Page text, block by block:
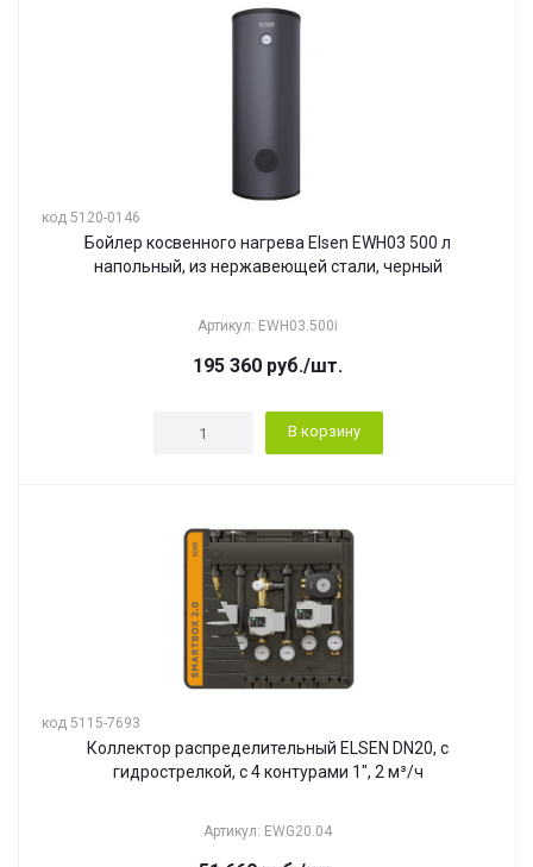
код 5120-0146
Бойлер косвенного нагрева Elsen EWH03 500 л
напольный, из нержавеющей стали, черный
Артикул: EWH03.500i
195 360 руб./шт.
В корзину
код 5115-7693
Коллектор распределительный ELSEN DN20, с
гидрострелкой, с 4 контурами 1", 2 м³/ч
Артикул: EWG20.04